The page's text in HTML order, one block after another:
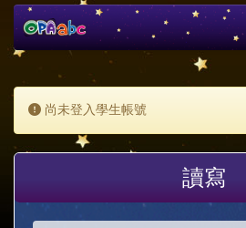
尚未登入學生帳號
讀寫